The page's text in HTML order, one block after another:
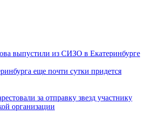
выпустили из СИЗО в Екатеринбурге
еще почти сутки придется
за отправку звезд участнику
организации